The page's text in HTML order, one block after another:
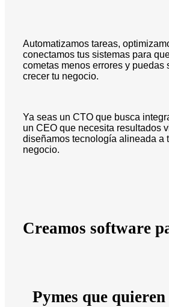
Automatizamos tareas,
conectamos tus sistemas para
cometas menos errores y puedas
crecer tu negocio.
Ya seas un CTO que busca
un CEO que necesita resultados
diseñamos tecnología alineada a
negocio.
Creamos software
Pymes que